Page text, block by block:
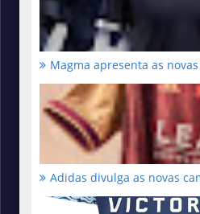
Magma apresenta as
Adidas divulga as novas